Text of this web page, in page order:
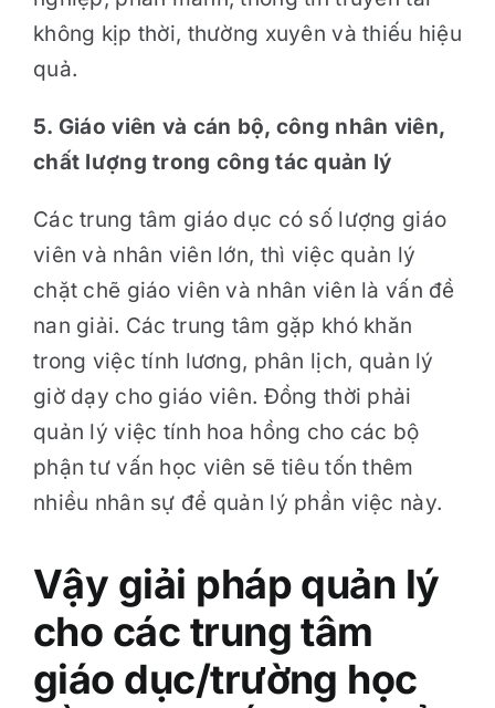
không kịp thời, thường xuyên và thiếu hiệu
quả.
5. Giáo viên và cán bộ, công nhân viên,
chất lượng trong công tác quản lý
Các trung tâm giáo dục có số lượng giáo
viên và nhân viên lớn, thì việc quản lý
chặt chẽ giáo viên và nhân viên là vấn đề
nan giải. Các trung tâm gặp khó khăn
trong việc tính lương, phân lịch, quản lý
giờ dạy cho giáo viên. Đồng thời phải
quản lý việc tính hoa hồng cho các bộ
phận tư vấn học viên sẽ tiêu tốn thêm
nhiều nhân sự để quản lý phần việc này.
Vậy giải pháp quản lý
cho các trung tâm
giáo dục/trường học